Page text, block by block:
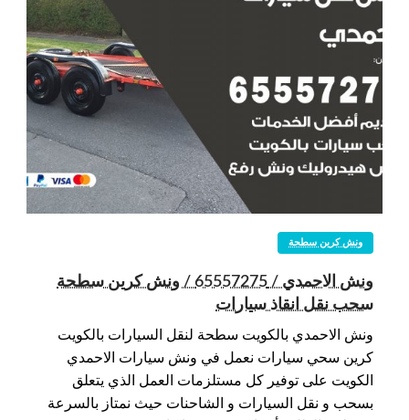
ونش كرين سطحة
ونش الاحمدي / 65557275 / ونش كرين سطحة
سحب نقل انقاذ سيارات
ونش الاحمدي بالكويت سطحة لنقل السيارات بالكويت
كرين سحي سيارات نعمل في ونش سيارات الاحمدي
الكويت على توفير كل مستلزمات العمل الذي يتعلق
بسحب و نقل السيارات و الشاحنات حيث نمتاز بالسرعة